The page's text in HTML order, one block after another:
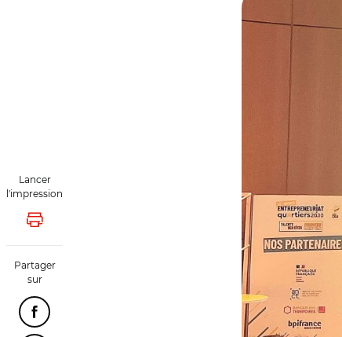
Lancer
l'impression
Lancer l'impression
Partager
sur
Partager cette page sur Facebook